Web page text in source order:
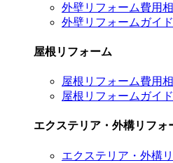
外壁リフォーム費用
外壁リフォームガイド
屋根リフォーム
屋根リフォーム費用
屋根リフォームガイド
エクステリア・外構リフォ
エクステリア・外構